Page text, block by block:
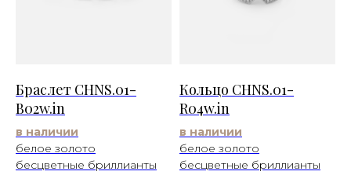
Браслет CHNS.01-
B02w.in
в наличии
белое золото
бесцветные бриллианты
Кольцо CHNS.01-
R04w.in
в наличии
белое золото
бесцветные бриллианты